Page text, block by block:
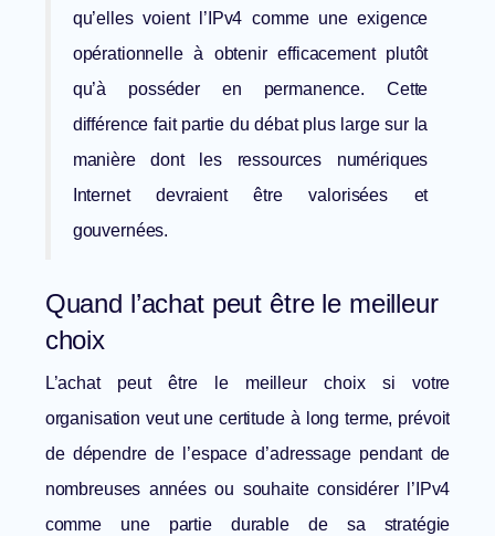
qu’elles voient l’IPv4 comme une exigence
opérationnelle à obtenir efficacement plutôt
qu’à posséder en permanence. Cette
différence fait partie du débat plus large sur la
manière dont les ressources numériques
Internet devraient être valorisées et
gouvernées.
Quand l’achat peut être le meilleur
choix
L’achat peut être le meilleur choix si votre
organisation veut une certitude à long terme, prévoit
de dépendre de l’espace d’adressage pendant de
nombreuses années ou souhaite considérer l’IPv4
comme une partie durable de sa stratégie